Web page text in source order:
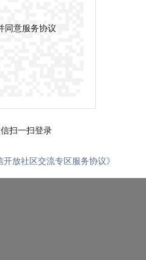
同意服务协议
扫一扫登录
开放社区交流专区服务协议》